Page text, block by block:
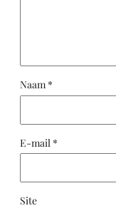
Naam *
E-mail *
Site